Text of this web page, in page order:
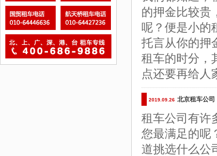
的押金比较贵
呢？便是小的
托言从你的押
租车的时分，
点还要再给人
2019.09.26 北京租车公
租车公司有许
您最满足的呢
道挑选什么公